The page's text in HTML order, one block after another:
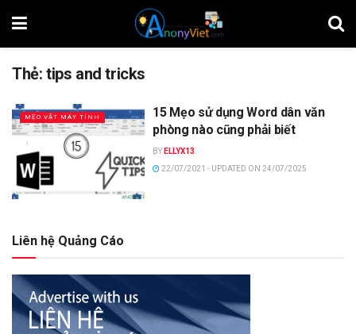
Thẻ:tips and tricks
MẸO VẶT MÁY TÍNH
15 Mẹo sử dụng Word dân văn
phòng nào cũng phải biết
BY ELLYX13
22/07/2021 - UPDATED ON 24/07/2025
Liên hệ Quảng Cáo